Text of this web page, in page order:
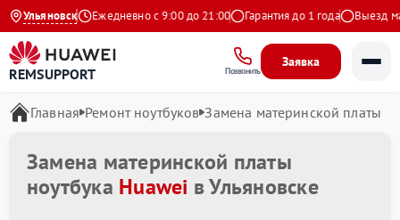
Ульяновск
на Яндекс Ежедневно с 9:00 до 21:00 Гарантия до 1 года Выезд
REMSUPPORT Позвонить
Заявка
Главная Ремонт ноутбуков Замена материнской платы
Замена материнской платы
ноутбука Huawei в Ульяновске